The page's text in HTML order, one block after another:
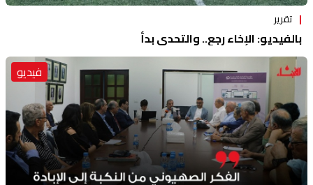
تقرير
بالفيديو: الإخاء رجع.. والتحدي بدأ
فيديو